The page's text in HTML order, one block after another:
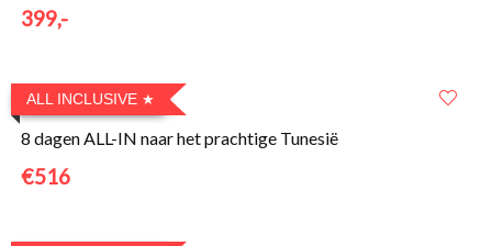
399,-
ALL INCLUSIVE
8 dagen ALL-IN naar het prachtige Tunesië
€516